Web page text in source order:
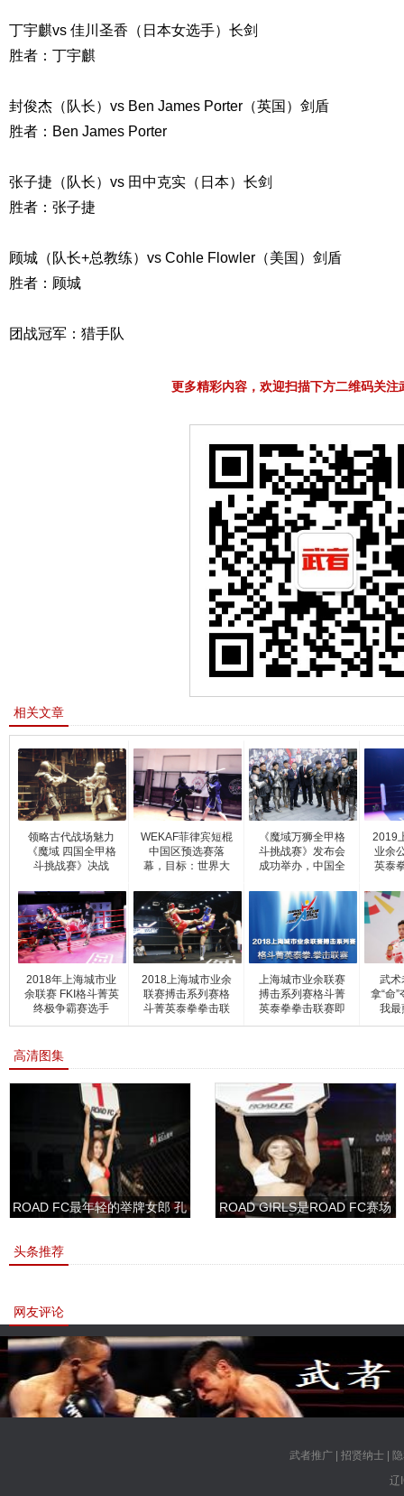
丁宇麒vs 佳川圣香（日本女选手）长剑
胜者：丁宇麒
封俊杰（队长） vs Ben James Porter （英国）剑盾
胜者： Ben James Porter
张子捷（队长） vs 田中克实（日本）长剑
胜者：张子捷
顾城（队长+总教练） vs Cohle Flowler （美国）剑盾
胜者：顾城
团战冠军：猎手队
更多精彩内容，欢迎扫描下方二维码关注
相关文章
领略古代战场魅力
《魔域 四国全甲格
斗挑战赛》决战
WEKAF菲律宾短棍
中国区预选赛落
幕，目标：世界大
《魔域万狮全甲格
斗挑战赛》发布会
成功举办，中国全
2019
业余
英泰
2018年上海城市业
余联赛 FKI格斗菁英
终极争霸赛选手
2018上海城市业余
联赛搏击系列赛格
斗菁英泰拳拳击联
上海城市业余联赛
搏击系列赛格斗菁
英泰拳拳击联赛即
武术
拿“命
我最
高清图集
ROAD FC最年轻的举牌女郎 孔
ROAD GIRLS是ROAD FC赛场
头条推荐
网友评论
武者推广| 招贤纳士|
辽